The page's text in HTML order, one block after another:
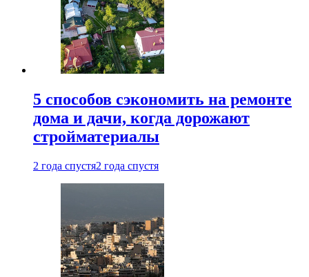
5 способов сэкономить на ремонте
дома и дачи, когда дорожают
стройматериалы
2 года спустя2 года спустя